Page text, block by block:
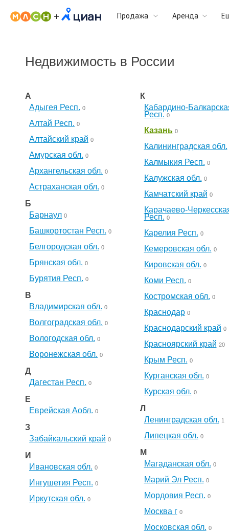
Продажа Аренда
Недвижимость в России
А
Адыгея Респ. 0
Алтай Респ. 0
Алтайский край 0
Амурская обл. 0
Архангельская обл. 0
Астраханская обл. 0
Б
Барнаул 0
Башкортостан Респ. 0
Белгородская обл. 0
Брянская обл. 0
Бурятия Респ. 0
В
Владимирская обл. 0
Волгоградская обл. 0
Вологодская обл. 0
Воронежская обл. 0
Д
Дагестан Респ. 0
Е
Еврейская Аобл. 0
З
Забайкальский край 0
И
Ивановская обл. 0
Ингушетия Респ. 0
Иркутская обл. 0
К
Кабардино-
Респ. 0
Казань 0
Калининградская обл.
Калмыкия Респ. 0
Калужская обл. 0
Камчатский край 0
Карачаево-
Респ. 0
Карелия Респ. 0
Кемеровская обл. 0
Кировская обл. 0
Коми Респ. 0
Костромская обл. 0
Краснодар 0
Краснодарский край 0
Красноярский край 20
Крым Респ. 0
Курганская обл. 0
Курская обл. 0
Л
Ленинградская обл. 1
Липецкая обл. 0
М
Магаданская обл. 0
Марий Эл Респ. 0
Мордовия Респ. 0
Москва г 0
Московская обл. 0